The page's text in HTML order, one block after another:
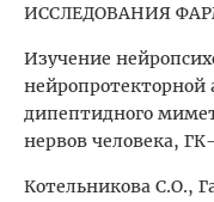
ИССЛЕДОВАНИЯ
Изучение
нейропротекторной
дипептидного
нервов человека,
Котельникова С.О.,